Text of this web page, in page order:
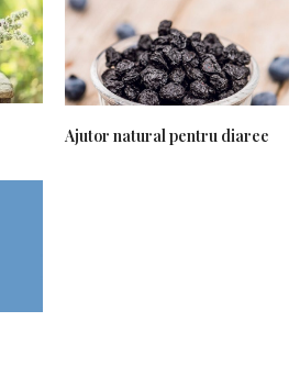
Ajutor natural pentru diaree